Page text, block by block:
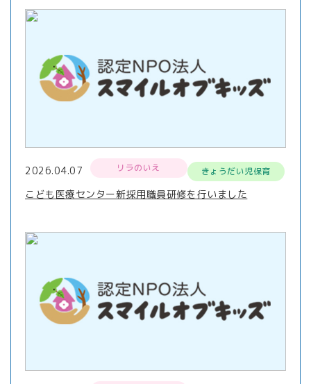
2026.04.07 リラのいえ きょうだい児保育
こども医療センター新採用職員研修を行いました